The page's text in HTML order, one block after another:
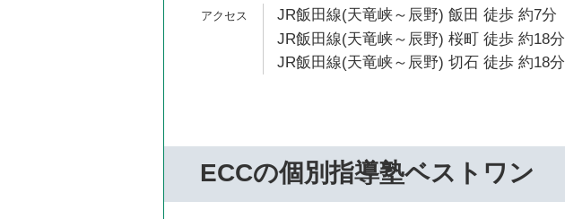
JR飯田線(天竜峡～辰野) 飯田 徒歩 約7分
JR飯田線(天竜峡～辰野) 桜町 徒歩 約18分
JR飯田線(天竜峡～辰野) 切石 徒歩 約18分
ECCの個別指導塾ベストワン